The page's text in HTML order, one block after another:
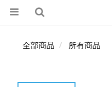
全部商品 所有商品